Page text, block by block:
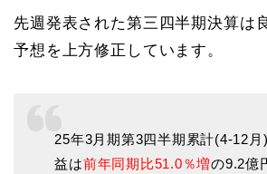
先週発表された第三四半期決算は
予想を上方修正しています。
25年3月期第3四半期累計(4-12月
益は前年同期比51.0％増の9.2億